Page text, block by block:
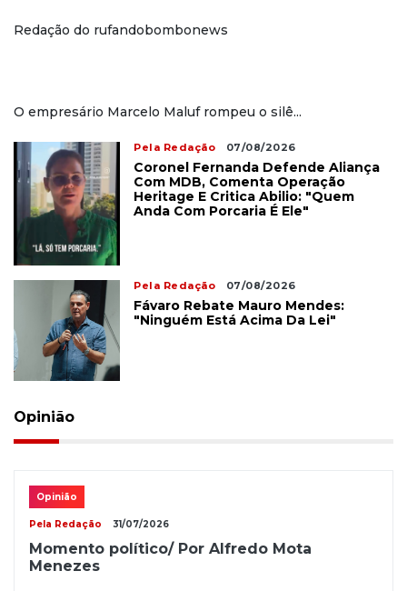
Redação do rufandobombonews
O empresário Marcelo Maluf rompeu o silê...
Pela Redação 07/08/2026
Coronel Fernanda Defende Aliança
Com MDB, Comenta Operação
Heritage E Critica Abilio: "Quem
Anda Com Porcaria É Ele"
Pela Redação 07/08/2026
Fávaro Rebate Mauro Mendes:
"Ninguém Está Acima Da Lei"
Opinião
Opinião
Pela Redação 31/07/2026
Momento político/ Por Alfredo Mota
Menezes